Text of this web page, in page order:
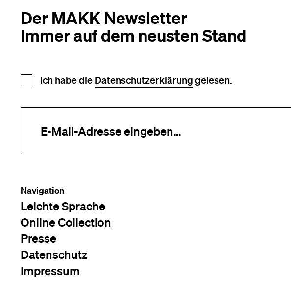
Der MAKK Newsletter
Immer auf dem neusten Stand
Newsletter Anmeldung
Ich habe die Datenschutzerklärung gelesen.
Navigation
Leichte Sprache
Online Collection
Presse
Datenschutz
Impressum